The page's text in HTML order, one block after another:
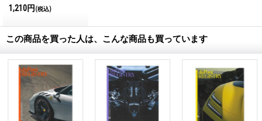
Magazine No.28 2026
1,210円 (税込)
この商品を買った人は、こんな商品も買っています